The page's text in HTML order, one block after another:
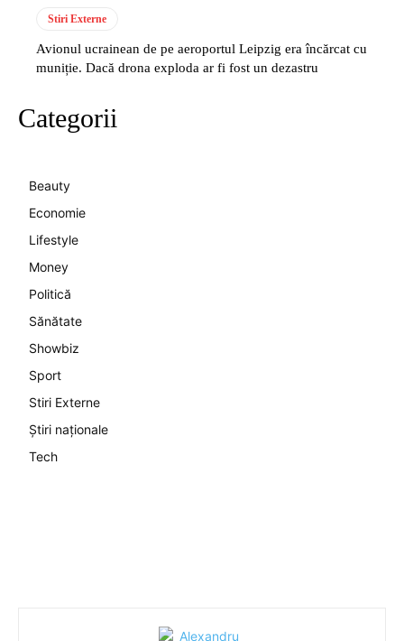
Stiri Externe
Avionul ucrainean de pe aeroportul Leipzig era încărcat cu
muniție. Dacă drona exploda ar fi fost un dezastru
Categorii
Beauty
Economie
Lifestyle
Money
Politică
Sănătate
Showbiz
Sport
Stiri Externe
Știri naționale
Tech